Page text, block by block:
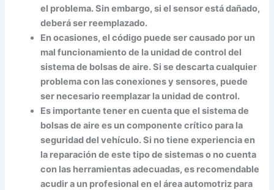
el problema. Sin embargo, si el sensor está dañado,
deberá ser reemplazado.
En ocasiones, el código puede ser causado por un
mal funcionamiento de la unidad de control del
sistema de bolsas de aire. Si se descarta cualquier
problema con las conexiones y sensores, puede
ser necesario reemplazar la unidad de control.
Es importante tener en cuenta que el sistema de
bolsas de aire es un componente crítico para la
seguridad del vehículo. Si no tiene experiencia en
la reparación de este tipo de sistemas o no cuenta
con las herramientas adecuadas, es recomendable
acudir a un profesional en el área automotriz para